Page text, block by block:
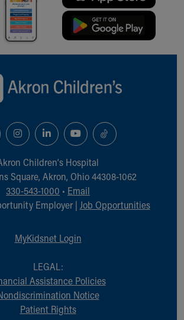
Children‘s Hospital
Square, Akron, Ohio 44308-1062
330-543-1000 • Email
Employer | Job Opportunities
MyKidsnet Login
LEGAL:
Assistance Policies
Notice
Patient Rights